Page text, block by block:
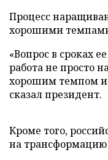
Процесс
хорошими
«Вопрос в сроках
работа не просто
хорошим темпом и
сказал президент.
Кроме того,
на трансформацию